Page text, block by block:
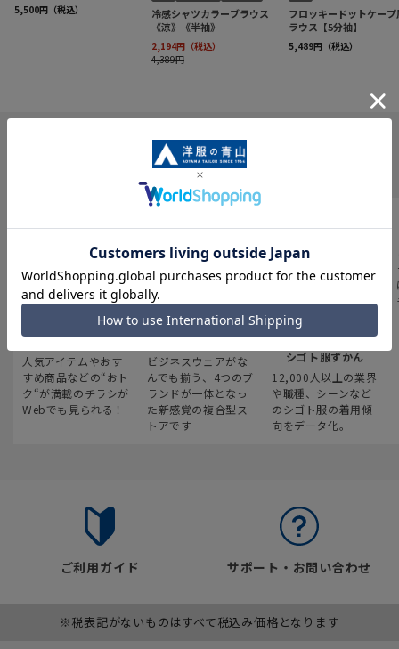
INFORMATION
最新のお買い得情報
人気アイテムやおす
すめ商品などの“おト
ク“が満載のチラシが
Webでも見られる！
スーツスクエア
ビジネスウェアがな
んでも揃う、4つのブ
ランドが一体となっ
た新感覚の複合型ス
トアです
みんなの
シゴト服ずかん
12,000人以上の業界
や職種、シーンなど
のシゴト服の着用傾
向をデータ化。
ご利用ガイド サポート・お問い合わせ
※税表記がないものはすべて税込み価格となります